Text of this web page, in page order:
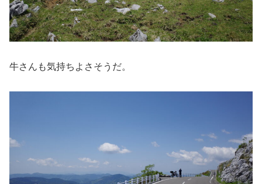
牛さんも気持ちよさそうだ。